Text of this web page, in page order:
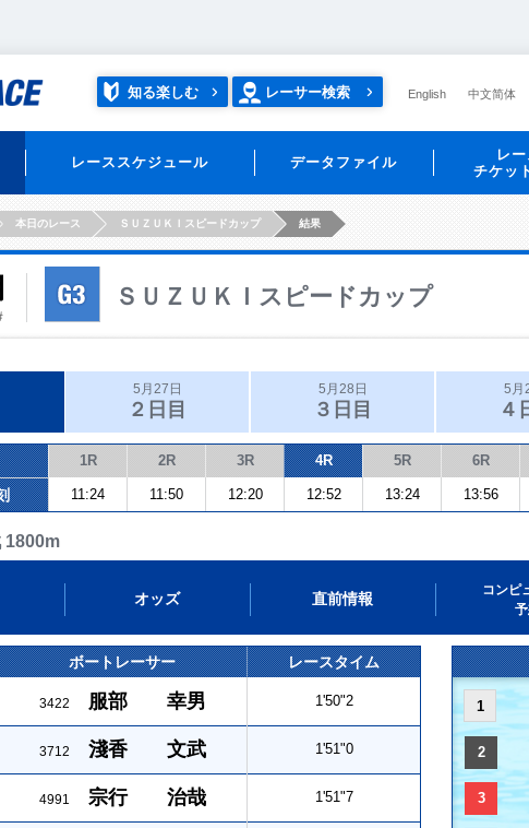
知る楽しむ レーサー検索 English 中文简体
レーススケジュール データファイル
レ
チケッ
本日のレース ＳＵＺＵＫＩスピードカップ 結果
ＳＵＺＵＫＩスピードカップ
5月27日
２日目
5月28日
３日目
5月
４
1R 2R 3R 4R 5R 6R
11:24 11:50 12:20 12:52 13:24 13:56
1800m
オッズ 直前情報
コンピ
ボートレーサー レースタイム
3422 服部 幸男 1'50"2
3712 淺香 文武 1'51"0
4991 宗行 治哉 1'51"7
1
2
3